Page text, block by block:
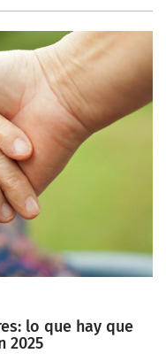
lo que hay que
2025